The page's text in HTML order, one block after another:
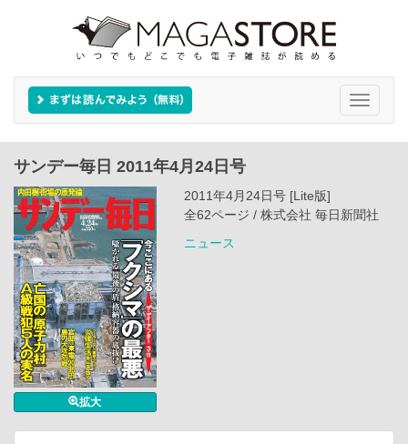
Toggle
サンデー毎日 2011年4月24日号
拡大
2011年4月24日号 [Lite版]
全62ページ / 株式会社 毎日新聞社
ニュース